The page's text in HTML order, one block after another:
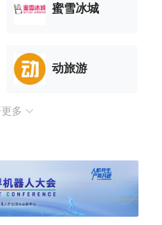
蜜雪冰城
动旅游
多